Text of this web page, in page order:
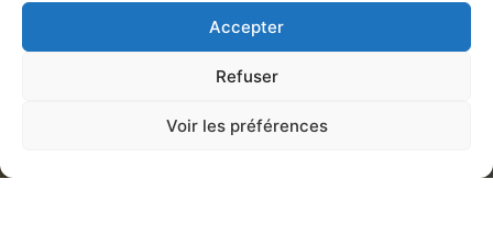
Accepter
Refuser
Voir les préférences